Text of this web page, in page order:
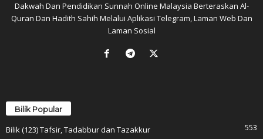
Dakwah Dan Pendidikan Sunnah Online Malaysia Berteraskan Al-
Quran Dan Hadith Sahih Melalui Aplikasi Telegram, Laman Web Dan
Laman Sosial
Bilik Popular
Bilik (123) Tafsir, Tadabbur dan Tazakkur
553